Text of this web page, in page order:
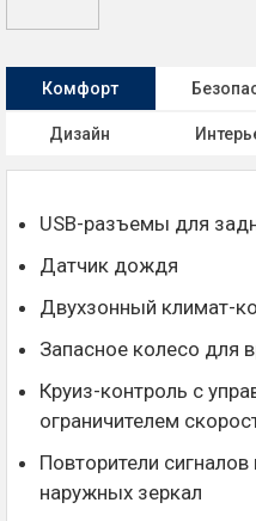
Комфорт
Дизайн
USB-разъемы для
Датчик дождя
Двухзонный климат-
Запасное колесо для
Круиз-контроль с
ограничителем
Повторители
наружных зеркал